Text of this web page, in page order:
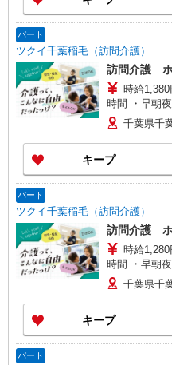
パート
ツクイ千葉稲毛（訪問介護）
訪問介護
時給1,380円〜1,880
時間 ・早朝
翌07:59の時
→ケアの移動
日手当:100円
よる
千葉県千
キープ
パート
ツクイ千葉稲毛（訪問介護）
訪問介護
時給1,280円〜1,780
時間 ・早朝
翌07:59の時
→ケアの移動
は資格・経験
千葉県千
キープ
パート